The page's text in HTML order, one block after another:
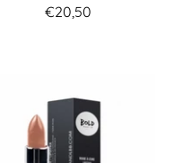
€20,50